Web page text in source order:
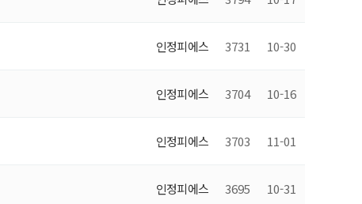
인정피에스 3731 10-30
인정피에스 3704 10-16
인정피에스 3703 11-01
인정피에스 3695 10-31